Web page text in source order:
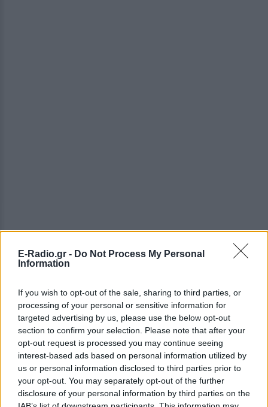
E-Radio.gr - Do Not Process My Personal
Information
If you wish to opt-out of the sale, sharing to third parties, or
processing of your personal or sensitive information for
targeted advertising by us, please use the below opt-out
section to confirm your selection. Please note that after your
opt-out request is processed you may continue seeing
interest-based ads based on personal information utilized by
us or personal information disclosed to third parties prior to
your opt-out. You may separately opt-out of the further
disclosure of your personal information by third parties on the
ΔΕΙΤΕ ΕΠΙΣΗΣ
ΣΤΗΝ ΙΔΙΑ ΚΑΤΗΓΟΡΙΑ
Πού εξαφανίστηκε η Dido; Η
τραγουδίστρια που πούλησε 40
εκ. δίσκους άφησε τη δόξα και
άλλαξε ζωή
ΠΡΙΝ 5 ΏΡΕΣ
Με επιτυχίες όπως τα «Thank You»,
«White Flag» και τη θρυλική συνεργασία
της με τον Eminem στο «Stan», η Dido